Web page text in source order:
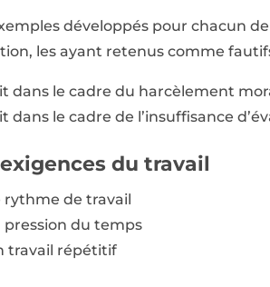
développés pour chacun
les ayant retenus comme
dans le cadre du harcèlement
dans le cadre de l’insuffisance
du travail
rythme de travail
pression du temps
travail répétitif